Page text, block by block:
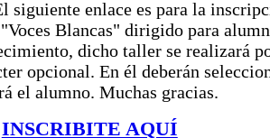
siguiente enlace es para la
Blancas" dirigido para
dicho taller se realizará
opcional. En él deberán
el alumno. Muchas gracias.
INSCRIBITE AQUÍ